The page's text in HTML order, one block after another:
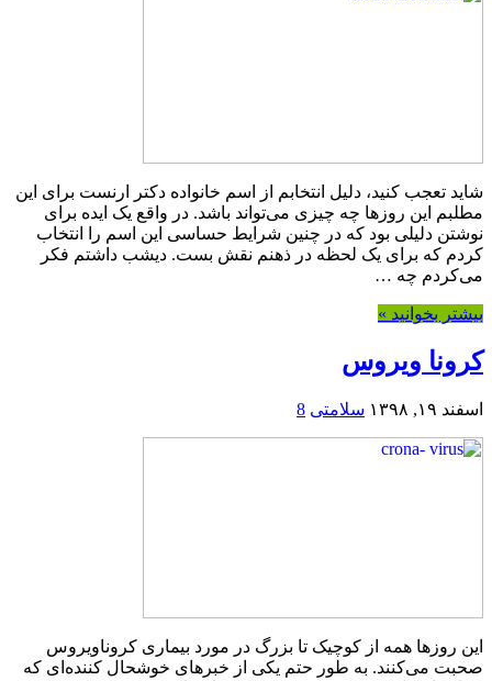
شاید تعجب کنید، دلیل انتخابم از اسم خانواده دکتر ارنست برای این
مطلبم این روزها چه چیزی می‌تواند باشد. در واقع یک ایده برای
نوشتن دلیلی بود که در چنین شرایط حساسی این اسم را انتخاب
کردم که برای یک لحظه در ذهنم نقش بست. دیشب داشتم فکر
می‌کردم چه …
بیشتر بخوانید »
کرونا ویروس
اسفند ۱۹, ۱۳۹۸ سلامتی 8
این روزها همه از کوچیک تا بزرگ در مورد بیماری کروناویروس
صحبت می‌کنند. به طور حتم یکی از خبرهای خوشحال کننده‌ای که